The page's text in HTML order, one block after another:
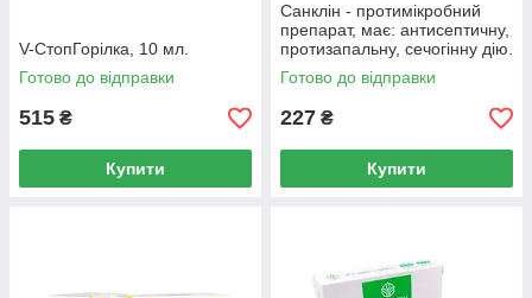
V-СтопГорілка, 10 мл.
Готово до відправки
515 ₴
Купити
Санклін - протимікробний
препарат, має: антисептичну,
протизапальну, сечогінну дію.
Готово до відправки
227 ₴
Купити